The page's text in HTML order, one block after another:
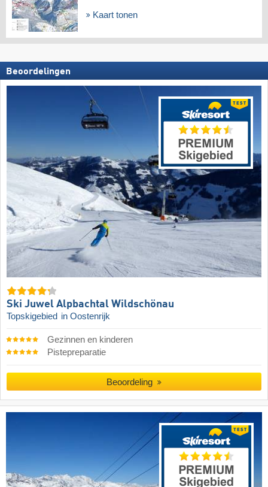
Kaart tonen
Beoordelingen
Ski Juwel Alpbachtal Wildschönau
Topskigebied in Oostenrijk
Gezinnen en kinderen
Pistepreparatie
Beoordeling